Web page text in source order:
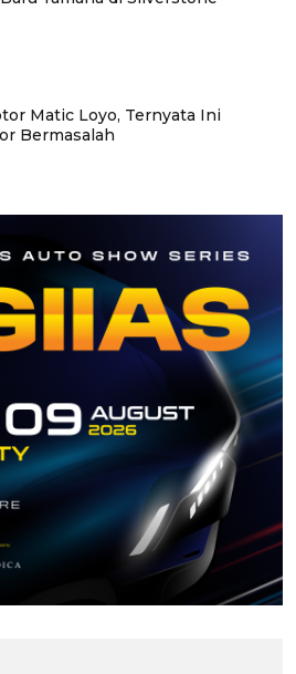
Matic Loyo, Ternyata Ini
Bermasalah